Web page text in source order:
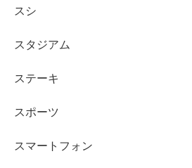
スシ
スタジアム
ステーキ
スポーツ
スマートフォン